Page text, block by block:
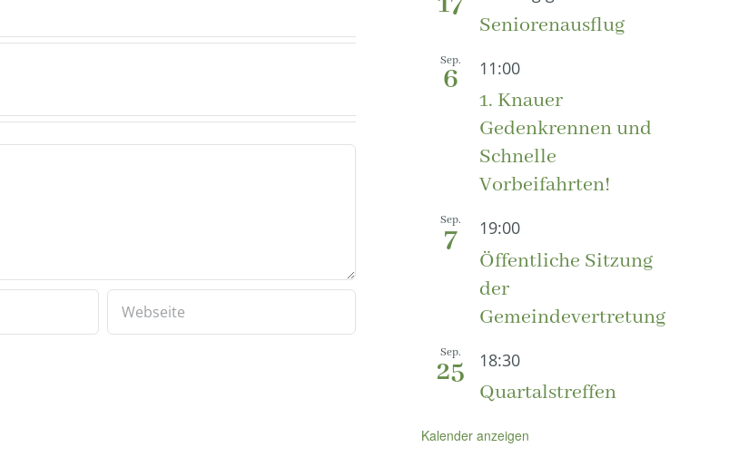
Seniorenausflug
Sep.
6 11:00
1. Knauer
Gedenkrennen und
Schnelle
Vorbeifahrten!
Sep.
7 19:00
Öffentliche Sitzung
der
Gemeindevertretung
Sep.
25 18:30
Quartalstreffen
Kalender anzeigen